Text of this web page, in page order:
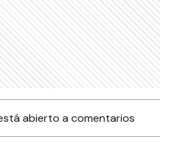
abierto a comentarios